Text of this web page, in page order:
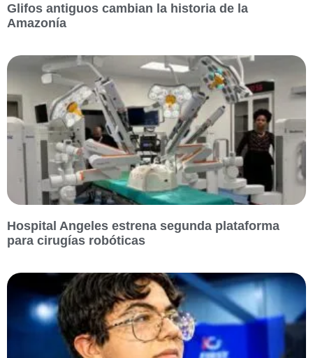
Glifos antiguos cambian la historia de la
Amazonía
Hospital Angeles estrena segunda plataforma
para cirugías robóticas